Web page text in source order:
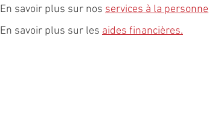
En savoir plus sur nos services à la personne
En savoir plus sur les aides financières.